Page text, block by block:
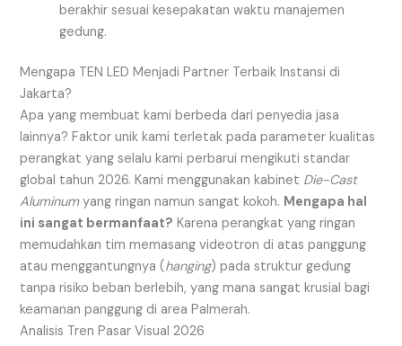
berakhir sesuai kesepakatan waktu manajemen
gedung.
Mengapa TEN LED Menjadi Partner Terbaik Instansi di
Jakarta?
Apa yang membuat kami berbeda dari penyedia jasa
lainnya? Faktor unik kami terletak pada parameter kualitas
perangkat yang selalu kami perbarui mengikuti standar
global tahun 2026. Kami menggunakan kabinet Die-Cast
Aluminumyang ringan namun sangat kokoh. Mengapa hal
ini sangat bermanfaat? Karena perangkat yang ringan
memudahkan tim memasang videotron di atas panggung
atau menggantungnya (hanging) pada struktur gedung
tanpa risiko beban berlebih, yang mana sangat krusial bagi
keamanan panggung di area Palmerah.
Analisis Tren Pasar Visual 2026